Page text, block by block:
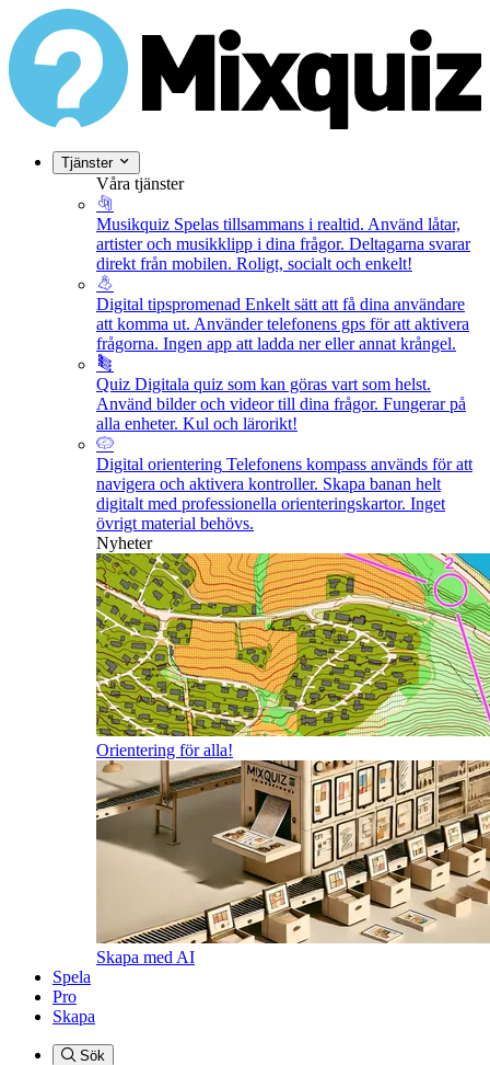
Tjänster
Våra tjänster
Musikquiz Spelas tillsammans i realtid. Använd låtar,
artister och musikklipp i dina frågor. Deltagarna svarar
direkt från mobilen. Roligt, socialt och enkelt!
Digital tipspromenad Enkelt sätt att få dina användare
att komma ut. Använder telefonens gps för att aktivera
frågorna. Ingen app att ladda ner eller annat krångel.
Quiz Digitala quiz som kan göras vart som helst.
Använd bilder och videor till dina frågor. Fungerar på
alla enheter. Kul och lärorikt!
Digital orientering Telefonens kompass används för att
navigera och aktivera kontroller. Skapa banan helt
digitalt med professionella orienteringskartor. Inget
övrigt material behövs.
Nyheter
Orientering för alla!
Skapa med AI
Spela
Pro
Skapa
Sök